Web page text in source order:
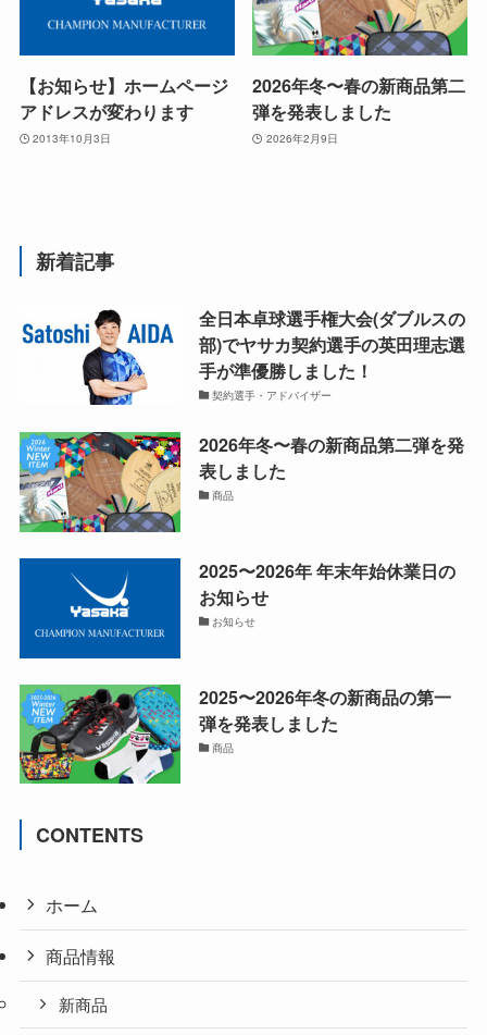
【お知らせ】ホームページ
アドレスが変わります
2013年10月3日
2026年冬〜春の新商品第二
弾を発表しました
2026年2月9日
新着記事
全日本卓球選手権大会(ダブルスの
部)でヤサカ契約選手の英田理志選
手が準優勝しました！
契約選手・アドバイザー
2026年冬〜春の新商品第二弾を発
表しました
商品
2025〜2026年 年末年始休業日の
お知らせ
お知らせ
2025〜2026年冬の新商品の第一
弾を発表しました
商品
CONTENTS
ホーム
商品情報
新商品